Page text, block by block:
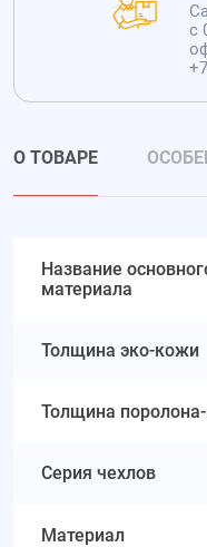
с
О ТОВАРЕ
Название
материала
Толщина эко-кожи
Толщина
Серия чехлов
Материал